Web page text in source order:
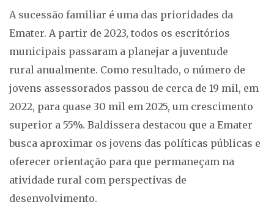
A sucessão familiar é uma das prioridades da
Emater. A partir de 2023, todos os escritórios
municipais passaram a planejar a juventude
rural anualmente. Como resultado, o número de
jovens assessorados passou de cerca de 19 mil, em
2022, para quase 30 mil em 2025, um crescimento
superior a 55%. Baldissera destacou que a Emater
busca aproximar os jovens das políticas públicas e
oferecer orientação para que permaneçam na
atividade rural com perspectivas de
desenvolvimento.